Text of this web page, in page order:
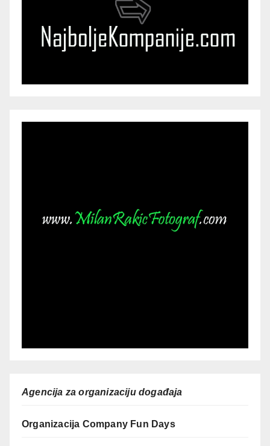
Agencija za organizaciju događaja
Organizacija Company Fun Days